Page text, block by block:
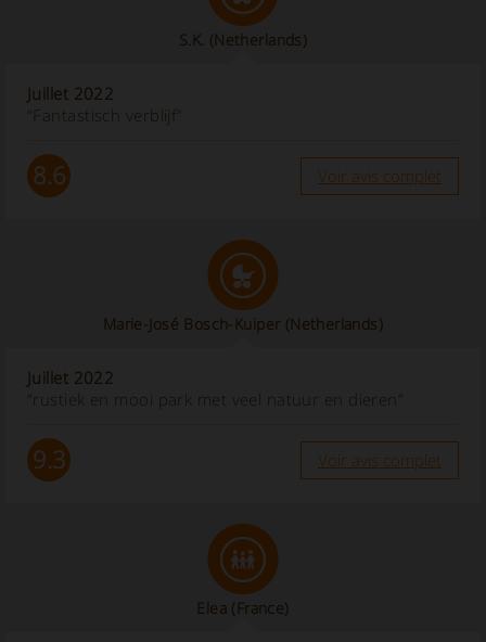
S.K. (Netherlands)
Juillet 2022
“Fantastisch verblijf”
8.6 Voir avis complet
Marie-José Bosch-Kuiper (Netherlands)
Juillet 2022
“rustiek en mooi park met veel natuur en dieren”
9.3 Voir avis complet
Elea (France)